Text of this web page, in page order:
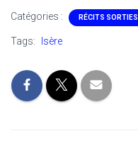
Catégories : RÉCITS SORTIES
Tags: Isère